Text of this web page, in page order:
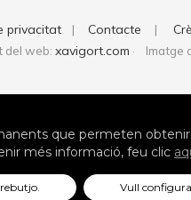
privacitat | Contacte |
web: xavigort.com · Imatge
que permeten
més informació, feu clic
Vull